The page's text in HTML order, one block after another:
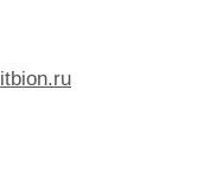
itbion.ru